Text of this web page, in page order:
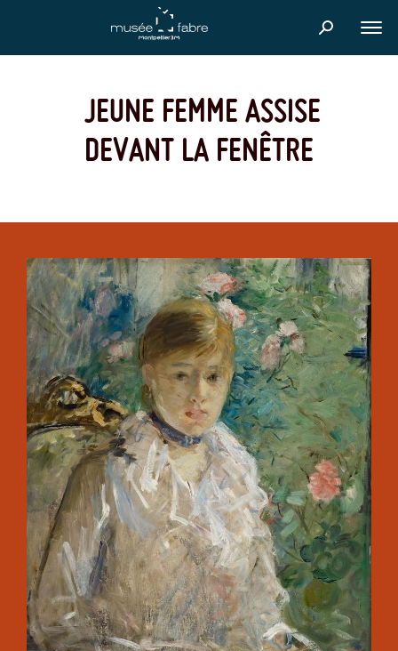
JEUNE FEMME ASSISE
DEVANT LA FENÊTRE